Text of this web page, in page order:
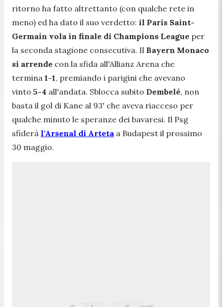
ritorno ha fatto altrettanto (con qualche rete in
meno) ed ha dato il suo verdetto: il Paris Saint-
Germain vola in finale di Champions League per
la seconda stagione consecutiva. Il Bayern Monaco
si arrende con la sfida all'Allianz Arena che
termina 1-1, premiando i parigini che avevano
vinto 5-4 all'andata. Sblocca subito Dembelé, non
basta il gol di Kane al 93' che aveva riacceso per
qualche minuto le speranze dei bavaresi. Il Psg
sfiderà l'Arsenal di Arteta a Budapest il prossimo
30 maggio.